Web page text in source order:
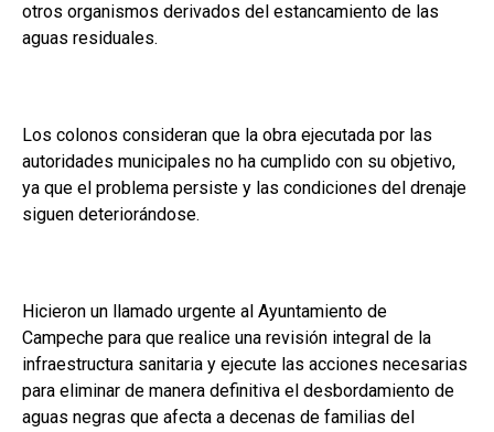
otros organismos derivados del estancamiento de las
aguas residuales.
Los colonos consideran que la obra ejecutada por las
autoridades municipales no ha cumplido con su objetivo,
ya que el problema persiste y las condiciones del drenaje
siguen deteriorándose.
Hicieron un llamado urgente al Ayuntamiento de
Campeche para que realice una revisión integral de la
infraestructura sanitaria y ejecute las acciones necesarias
para eliminar de manera definitiva el desbordamiento de
aguas negras que afecta a decenas de familias del